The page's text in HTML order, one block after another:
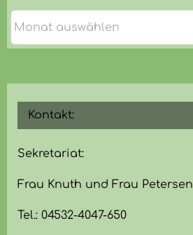
Kontakt:
Sekretariat:
Frau Knuth und Frau Petersen
Tel.: 04532-4047-650
Archiv